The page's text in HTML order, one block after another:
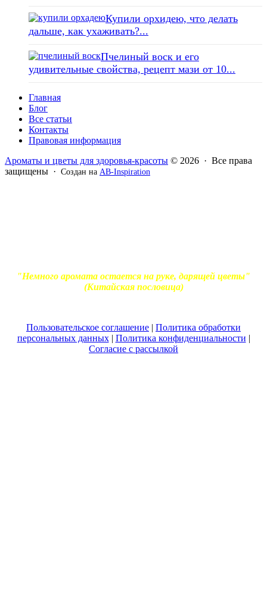
Купили орхидею, что делать
дальше, как ухаживать?...
Пчелиный воск и его
удивительные свойства, рецепт мази от 10...
Главная
Блог
Все статьи
Контакты
Правовая информация
Ароматы и цветы для здоровья-красоты © 2026 · Все права
защищены · Создан на AB-Inspiration
"Немного аромата остается на руке, дарящей цветы"
(Китайская пословица)
Пользовательское соглашение | Политика обработки
персональных данных| Политика конфиденциальности |
Согласие с рассылкой